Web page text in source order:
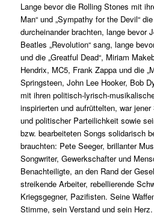
Lange bevor die Rolling Stones mit
Man“ und „Sympathy for the Devil“
durcheinander brachten, lange bevor
Beatles „Revolution“ sang, lange
und die „Greatful Dead“, Miriam
Hendrix, MC5, Frank Zappa und die
Springsteen, John Lee Hooker, Bob
mit ihren politisch-lyrisch-
inspirierten und aufrüttelten, war
und politischer Parteilichkeit sowie
bzw. bearbeiteten Songs solidarisch
brauchten: Pete Seeger, brillanter
Songwriter, Gewerkschafter und
Benachteiligte, an den Rand der
streikende Arbeiter, rebellierende
Kriegsgegner, Pazifisten. Seine
Stimme, sein Verstand und sein Herz.